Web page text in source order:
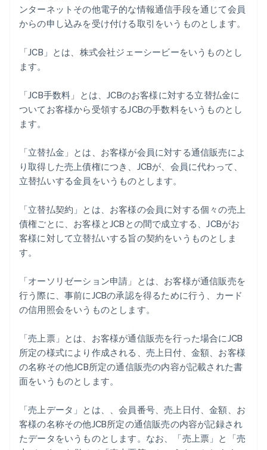
ンターネットその他電子的な情報通信手段を通じて会員
からの申し込みを受け付ける取引をいうものとします。
「JCB」とは、株式会社ジェーシービーをいうものとし
ます。
「JCB手数料」とは、JCBのお客様に対する立替払金に
ついてお客様から受領するJCBの手数料をいうものとし
ます。
「立替払金」とは、お客様が会員に対する通信販売によ
り取得した売上債権につき、JCBが、会員に代わって、
立替払いする金員をいうものとします。
「立替払契約」とは、お客様の会員に対する個々の売上
債権ごとに、お客様とJCBとの間で成立する、JCBがお
客様に対して立替払いする旨の契約をいうものとしま
す。
「オーソリゼーション申請」とは、お客様が通信販売を
行う際に、事前にJCBの承認を得るために行う、カード
の信用照会をいうものとします。
「売上票」とは、お客様が通信販売を行った場合にJCB
所定の様式により作成される、売上日付、金額、お客様
の名称その他JCB所定の通信販売の内容が記載された書
面をいうものとします。
「売上データ」とは、、会員番号、売上日付、金額、お
客様の名称その他JCB所定の通信販売の内容が記録され
たデータをいうものとします。なお、「売上票」と「売